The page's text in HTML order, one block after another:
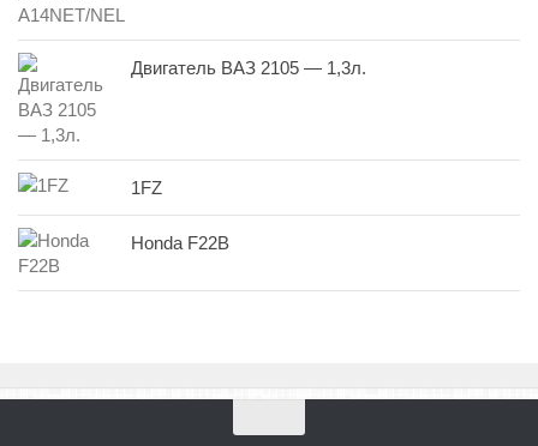
Двигатель ВАЗ 2105 — 1,3л.
1FZ
Honda F22B